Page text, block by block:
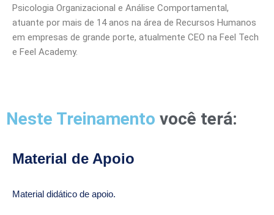
Psicologia Organizacional e Análise Comportamental,
atuante por mais de 14 anos na área de Recursos Humanos
em empresas de grande porte, atualmente CEO na Feel Tech
e Feel Academy.
Neste Treinamento você terá:
Material de Apoio
Material didático de apoio.